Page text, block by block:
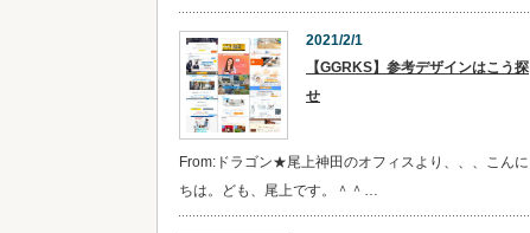
2021/2/1
【GGRKS】参考デザインはこう探
せ
From:ドラゴン★尾上神田のオフィスより、、、こんに
ちは。ども、尾上です。＾＾…